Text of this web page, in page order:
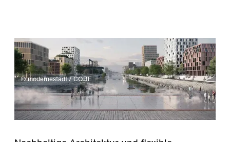
© modernestadt / COBE